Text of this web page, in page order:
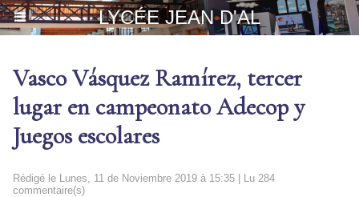
LYCÉE JEAN D'AL
Vasco Vásquez Ramírez, tercer
lugar en campeonato Adecop y
Juegos escolares
Rédigé le Lunes, 11 de Noviembre 2019 à 15:35 | Lu 284
commentaire(s)